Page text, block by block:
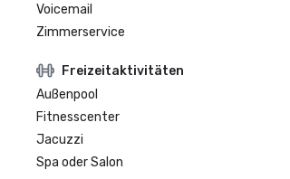
Voicemail
Zimmerservice
Freizeitaktivitäten
Außenpool
Fitnesscenter
Jacuzzi
Spa oder Salon